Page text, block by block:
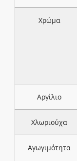
Χρώμα
Αργίλιο
Χλωριούχα
Αγωγιμότητα